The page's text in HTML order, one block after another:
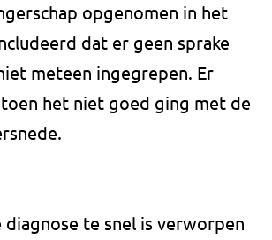
opgenomen in het
dat er geen sprake
meteen ingegrepen. Er
het niet goed ging met de
te snel is verworpen